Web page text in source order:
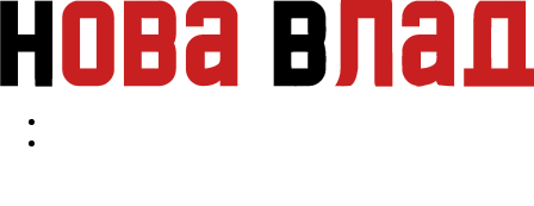
Перейти к основному содержанию